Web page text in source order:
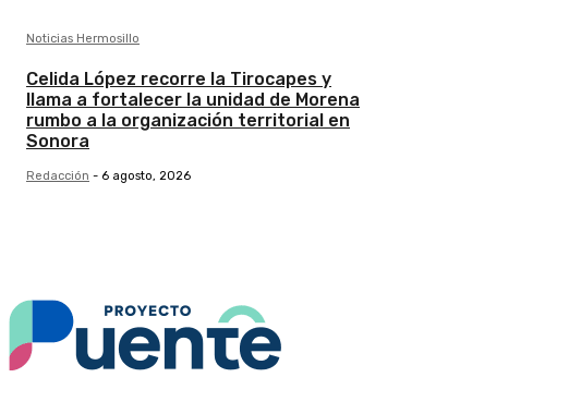
Noticias Hermosillo
Celida López recorre la Tirocapes y
llama a fortalecer la unidad de Morena
rumbo a la organización territorial en
Sonora
Redacción - 6 agosto, 2026